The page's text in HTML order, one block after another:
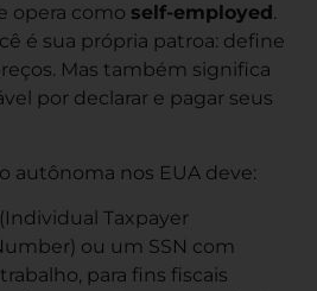
opera como self-employed .
é sua própria patroa: define
Mas também significa
por declarar e pagar seus
autônoma nos EUA deve:
(Individual Taxpayer
ou um SSN com
para fins fiscais